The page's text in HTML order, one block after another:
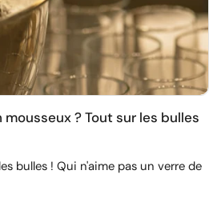
? Tout sur les bulles
bulles ! Qui n'aime pas un verre de